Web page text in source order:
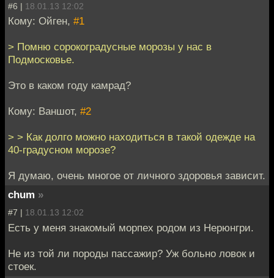
#6 | 18.01.13 12:02
Кому: Ойген, #1
> Помню сорокоградусные морозы у нас в
Подмосковье.
Это в каком году камрад?
Кому: Ваншот, #2
> > Как долго можно находиться в такой одежде на
40-градусном морозе?
Я думаю, очень многое от личного здоровья зависит.
chum »
#7 | 18.01.13 12:02
Есть у меня знакомый морпех родом из Нерюнгри.
Не из той ли породы пассажир? Уж больно ловок и
стоек.